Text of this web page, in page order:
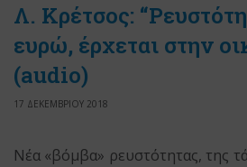
Λ. Κρέτσος:
ευρώ, έρχεται στην
(audio)
17 ΔΕΚΕΜΒΡΙΟΥ 2018
Νέα «βόμβα» ρευστότητας, της